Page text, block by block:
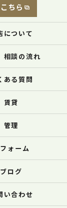
ちら
について
相談の流れ
ある質問
賃貸
管理
ォーム
ブログ
い合わせ